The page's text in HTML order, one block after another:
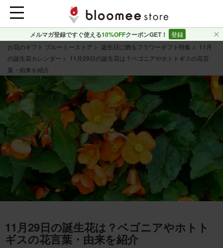
メルマガ登録ですぐ使える10%OFFクーポンGET！
登録
お花のギフト ブルーミーストア
誕生日に贈るフラワーギフト特集
11月
の誕生花カレンダー
11月29日の誕生花は？ベゴニアやホトトギスの花言
葉・由来を紹介
11月29日の誕生花は？ベゴニアやホトト
ギスの花言葉・由来を紹介